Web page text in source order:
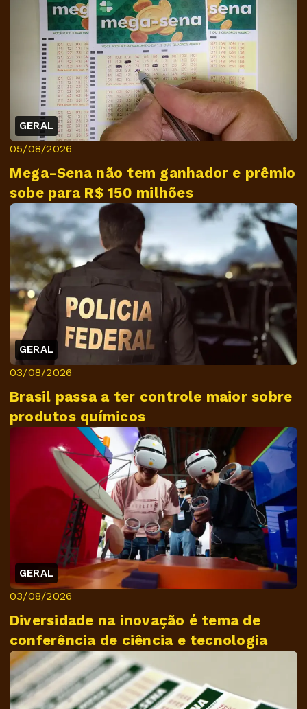
GERAL
05/08/2026
Mega-Sena não tem ganhador e prêmio
sobe para R$ 150 milhões
GERAL
03/08/2026
Brasil passa a ter controle maior sobre
produtos químicos
GERAL
03/08/2026
Diversidade na inovação é tema de
conferência de ciência e tecnologia